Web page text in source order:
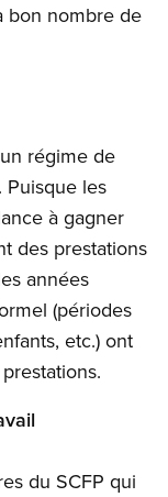
bon nombre de
régime de
les
à gagner
des prestations
années
(périodes
etc.) ont
du SCFP qui